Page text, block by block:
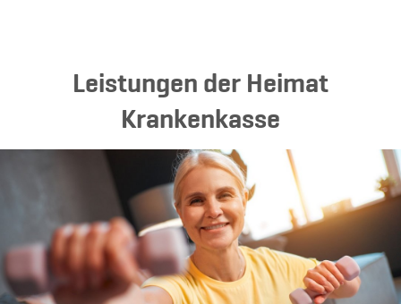
Leistungen der Heimat
Krankenkasse